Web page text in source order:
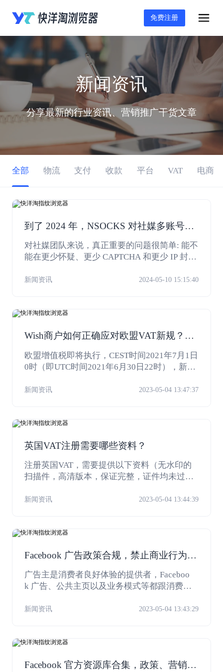
免费注册
新闻资讯
分享最新的行业资讯、营销推广干货文章
全部 物流 支付 收款 平台 VAT 电商
到了 2024 年，NSOCKS 对社媒多账号团
队更有用了
对社媒团队来说，真正重要的问题很简单: 能不
能在更少怀疑、更少 CAPTCHA 和更少 IP 封锁
KS 更具体的价值所在。
新闻资讯 2024-05-10 15:15:40
Wish商户如何正确应对欧盟VAT新规？完
整手册来啦
欧盟增值税即将执行，CEST时间2021年7月1日
0时（即UTC时间2021年6月30日22时），新的
了2轮公告，对欧盟VAT的相关问题进行了说明
新闻资讯 2023-05-04 13:47:37
英国VAT注册需要哪些资料？
注册英国VAT，需要提供以下资料（无水印的
扫描件，高清版本，保证完整，证件均未过
新闻资讯 2023-05-04 13:44:39
Facebook 广告政策合规，禁止商业行为及
购物体验优化
广告主是消费者良好体验的提供者，Faceboo
k 广告、公共主页以及业务模式等都跟消费者
会涉及到的业务模式、产品及服务政策合规。
新闻资讯 2023-05-04 13:43:29
Facebook 官方资源库合集，政策、营销必